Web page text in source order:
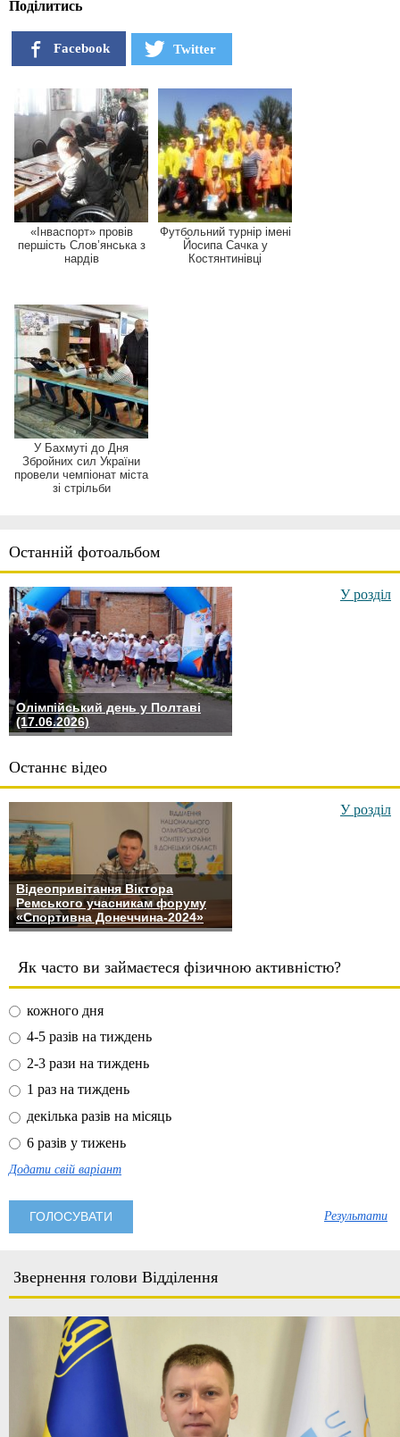
Останній фотоальбом
Олімпійський день у Полтаві
(17.06.2026)
У розділ
Останнє відео
Відеопривітання Віктора
Ремського учасникам форуму
«Спортивна Донеччина-2024»
У розділ
Як часто ви займаєтеся фізичною активністю?
кожного дня
4-5 разів на тиждень
2-3 рази на тиждень
1 раз на тиждень
декілька разів на місяць
6 разів у тижень
Додати свій варіант
Результати
Звернення голови Відділення
Поділитись
Facebook Twitter
«Інваспорт» провів
першість Слов’янська з
нардів
Футбольний турнір імені
Йосипа Сачка у
Костянтинівці
У Бахмуті до Дня
Збройних сил України
провели чемпіонат міста
зі стрільби